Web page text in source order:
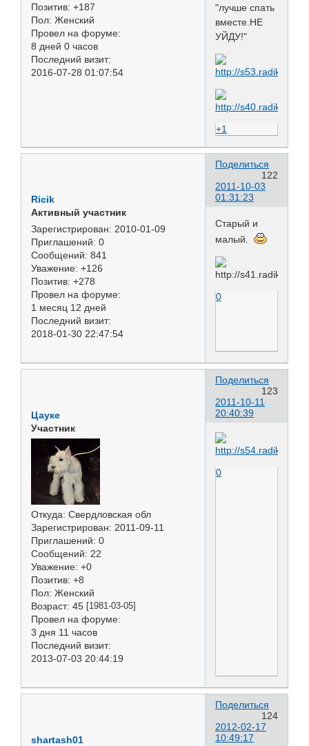
Позитив: +187
Пол: Женский
Провел на форуме:
8 дней 0 часов
Последний визит:
2016-07-28 01:07:54
"лучше спать
вместе.НЕ
УЙДУ!"
+1
Поделиться
122
2011-10-03
01:31:23
Ricik
Активный участник
Зарегистрирован: 2010-01-09
Приглашений: 0
Сообщений: 841
Уважение: +126
Позитив: +278
Провел на форуме:
1 месяц 12 дней
Последний визит:
2018-01-30 22:47:54
Старый и
малый.
0
Поделиться
123
2011-10-11
20:40:39
Цауке
Участник
Откуда: Свердловская обл
Зарегистрирован: 2011-09-11
Приглашений: 0
Сообщений: 22
Уважение: +0
Позитив: +8
Пол: Женский
Возраст: 45 [1981-03-05]
Провел на форуме:
3 дня 11 часов
Последний визит:
2013-07-03 20:44:19
0
Поделиться
124
2012-02-17
10:49:17
shartash01